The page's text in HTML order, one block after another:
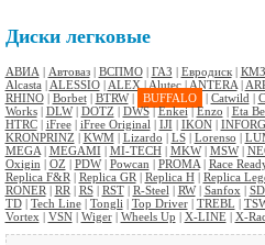
Диски легковые
АВИА | Автоваз| ВСПМО| ГАЗ | Евродиск| КМЗ
Alcasta | ALESSIO| ALEX | Alutec| ANTERA|
RHINO| Borbet| BTRW| BUFFALO | Catwild |
Works| DLW| DOTZ | DWS|Enkei|Enzo | Eta
HTRC| iFree| iFree Original | IJI | IKON|
KRONPRINZ | KWM| Lizardo | LS| Lorenso |
MEGA| MEGAMI | MI-TECH| MKW| MSW|
Oxigin | OZ | PDW| Powcan | PROMA| Race
Replica F&R | Replica GR | Replica H| Replica
RONER | RR | RS| RST| R-Steel | RW| Sanfox |
TD| Tech Line| Tongli | Top Driver| TREBL |
Vortex | VSN| Wiger| Wheels Up | X-LINE| X-